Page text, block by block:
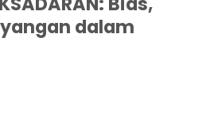
dalam